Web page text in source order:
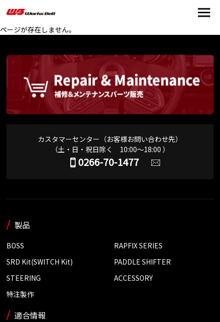
ページが存在しません。
カスタマーセンター（お客様お問い合わせ先）
（土・日・祝日除く 10:00～18:00 ）
0266-70-1477
製品
BOSS
RAPFIX SERIES
SRD Kit(SWITCH Kit)
PADDLE SHIFTER
STEERING
ACCESSORY
特注製作
適合情報